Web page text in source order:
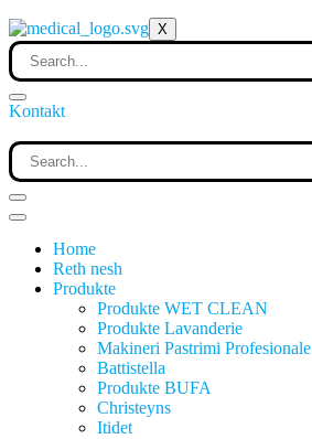
X
Kontakt
Home
Reth nesh
Produkte
Produkte WET CLEAN
Produkte Lavanderie
Makineri Pastrimi Profesionale
Battistella
Produkte BUFA
Christeyns
Itidet